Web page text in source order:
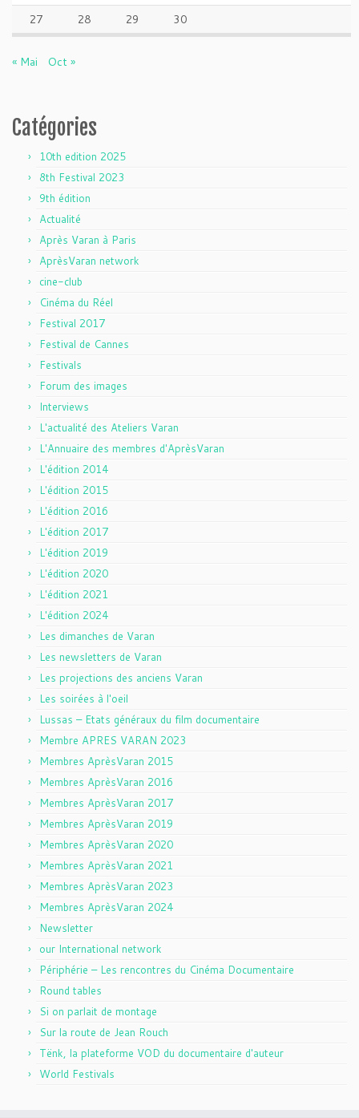
27
28 29 30
« Mai Oct »
Catégories
10th edition 2025
8th Festival 2023
9th édition
Actualité
Après Varan à Paris
AprèsVaran network
cine-club
Cinéma du Réel
Festival 2017
Festival de Cannes
Festivals
Forum des images
Interviews
L'actualité des Ateliers Varan
L'Annuaire des membres d'AprèsVaran
L'édition 2014
L'édition 2015
L'édition 2016
L'édition 2017
L'édition 2019
L'édition 2020
L'édition 2021
L'édition 2024
Les dimanches de Varan
Les newsletters de Varan
Les projections des anciens Varan
Les soirées à l'oeil
Lussas – Etats généraux du film documentaire
Membre APRES VARAN 2023
Membres AprèsVaran 2015
Membres AprèsVaran 2016
Membres AprèsVaran 2017
Membres AprèsVaran 2019
Membres AprèsVaran 2020
Membres AprèsVaran 2021
Membres AprèsVaran 2023
Membres AprèsVaran 2024
Newsletter
our International network
Périphérie – Les rencontres du Cinéma Documentaire
Round tables
Si on parlait de montage
Sur la route de Jean Rouch
Tënk, la plateforme VOD du documentaire d'auteur
World Festivals